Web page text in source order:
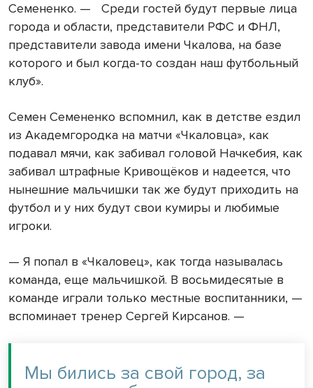
Семененко. — Среди гостей будут первые лица
города и области, представители РФС и ФНЛ,
представители завода имени Чкалова, на базе
которого и был когда-то создан наш футбольный
клуб».
Семен Семененко вспомнил, как в детстве ездил
из Академгородка на матчи «Чкаловца», как
подавал мячи, как забивал головой Начкебия, как
забивал штрафные Кривощёков и надеется, что
нынешние мальчишки так же будут приходить на
футбол и у них будут свои кумиры и любимые
игроки.
— Я попал в «Чкаловец», как тогда называлась
команда, еще мальчишкой. В восьмидесятые в
команде играли только местные воспитанники, —
вспоминает тренер Сергей Кирсанов. —
Мы бились за свой город, за